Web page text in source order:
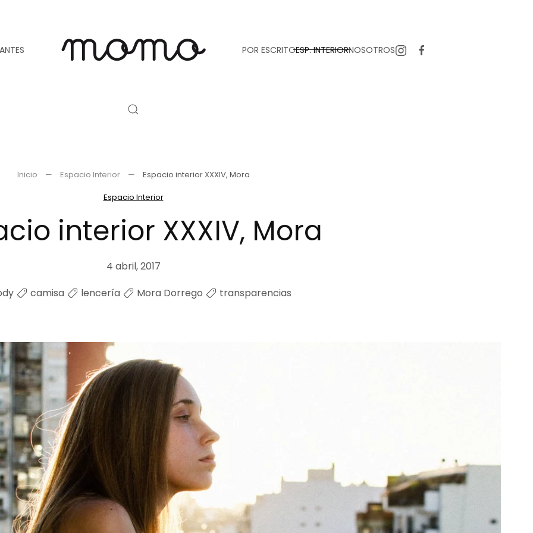
POR ESCRITOESP. INTERIORNOSOTROS
Inicio Espacio Interior
Espacio interior XXXIV, Mora
Espacio Interior
interior XXXIV, Mora
4 abril, 2017
camisa lencería Mora Dorrego transparencias